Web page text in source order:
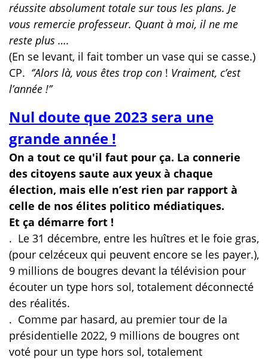
réussite absolument totale sur tous les plans. Je
vous remercie professeur. Quant à moi, il ne me
reste plus ….
(En se levant, il fait tomber un vase qui se casse.)
CP. ‘’Alors là, vous êtes trop con ! Vraiment, c’est
l’année !’’
Nul doute que 2023 sera une
grande année !
On a tout ce qu'il faut pour ça. La connerie
des citoyens saute aux yeux à chaque
élection, mais elle n’est rien par rapport à
celle de nos élites politico médiatiques.
Et ça démarre fort !
. Le 31 décembre, entre les huîtres et le foie gras,
(pour celzéceux qui peuvent encore se les payer.),
9 millions de bougres devant la télévision pour
écouter un type hors sol, totalement déconnecté
des réalités.
. Comme par hasard, au premier tour de la
présidentielle 2022, 9 millions de bougres ont
voté pour un type hors sol, totalement